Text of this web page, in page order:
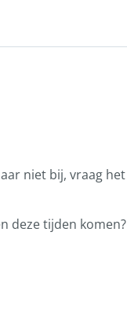
niet bij, vraag het
deze tijden komen?